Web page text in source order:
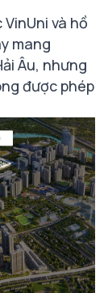
và hồ
mang
Âu, nhưng
được phép